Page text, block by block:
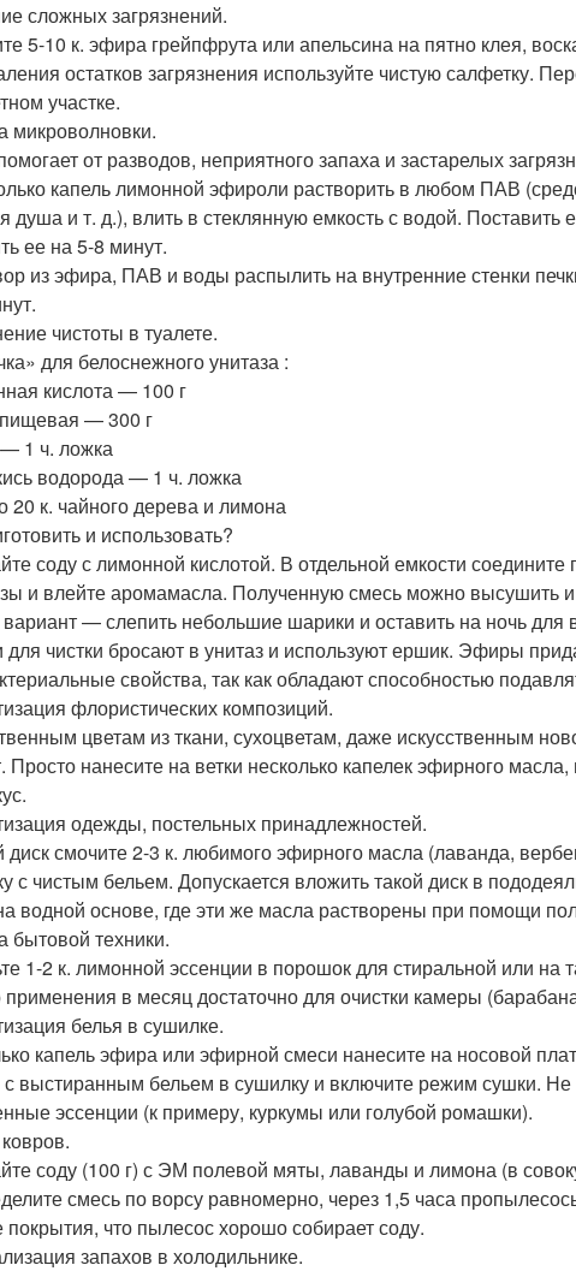
сложных загрязнений.
5-10 к. эфира грейпфрута или апельсина на пятно клея,
остатков загрязнения используйте чистую салфетку.
участке.
микроволновки.
от разводов, неприятного запаха и застарелых
капель лимонной эфироли растворить в любом ПАВ
душа и т. д.), влить в стеклянную емкость с водой. Поставить
ее на 5-8 минут.
из эфира, ПАВ и воды распылить на внутренние стенки
чистоты в туалете.
для белоснежного унитаза :
кислота — 100 г
— 300 г
— 1 ч. ложка
водорода — 1 ч. ложка
20 к. чайного дерева и лимона
и использовать?
соду с лимонной кислотой. В отдельной емкости
и влейте аромамасла. Полученную смесь можно высушить и
вариант — слепить небольшие шарики и оставить на ночь
для чистки бросают в унитаз и используют ершик. Эфиры
свойства, так как обладают способностью
флористических композиций.
цветам из ткани, сухоцветам, даже искусственным
Просто нанесите на ветки несколько капелек эфирного
одежды, постельных принадлежностей.
диск смочите 2-3 к. любимого эфирного масла (лаванда,
с чистым бельем. Допускается вложить такой диск в
водной основе, где эти же масла растворены при помощи
бытовой техники.
1-2 к. лимонной эссенции в порошок для стиральной или на
в месяц достаточно для очистки камеры
белья в сушилке.
капель эфира или эфирной смеси нанесите на носовой
с выстиранным бельем в сушилку и включите режим сушки. Не
эссенции (к примеру, куркумы или голубой ромашки).
соду (100 г) с ЭМ полевой мяты, лаванды и лимона (в
смесь по ворсу равномерно, через 1,5 часа
покрытия, что пылесос хорошо собирает соду.
запахов в холодильнике.